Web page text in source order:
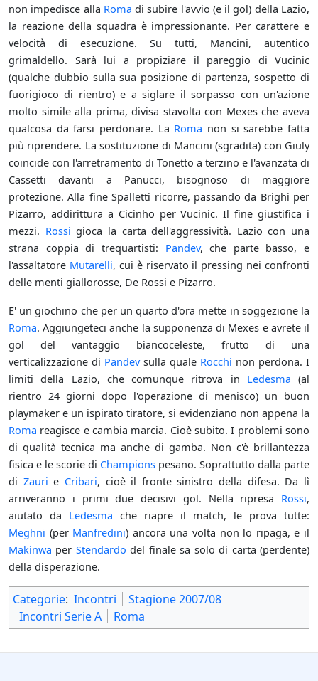
non impedisce alla Roma di subire l'avvio (e il gol) della Lazio,
la reazione della squadra è impressionante. Per carattere e
velocità di esecuzione. Su tutti, Mancini, autentico
grimaldello. Sarà lui a propiziare il pareggio di Vucinic
(qualche dubbio sulla sua posizione di partenza, sospetto di
fuorigioco di rientro) e a siglare il sorpasso con un'azione
molto simile alla prima, divisa stavolta con Mexes che aveva
qualcosa da farsi perdonare. La Roma non si sarebbe fatta
più riprendere. La sostituzione di Mancini (sgradita) con Giuly
coincide con l'arretramento di Tonetto a terzino e l'avanzata di
Cassetti davanti a Panucci, bisognoso di maggiore
protezione. Alla fine Spalletti ricorre, passando da Brighi per
Pizarro, addirittura a Cicinho per Vucinic. Il fine giustifica i
mezzi. Rossi gioca la carta dell'aggressività. Lazio con una
strana coppia di trequartisti: Pandev, che parte basso, e
l'assaltatore Mutarelli, cui è riservato il pressing nei confronti
delle menti giallorosse, De Rossi e Pizarro.
E' un giochino che per un quarto d'ora mette in soggezione la
Roma. Aggiungeteci anche la supponenza di Mexes e avrete il
gol del vantaggio biancoceleste, frutto di una
verticalizzazione di Pandevsulla quale Rocchi non perdona. I
limiti della Lazio, che comunque ritrova in Ledesma (al
rientro 24 giorni dopo l'operazione di menisco) un buon
playmaker e un ispirato tiratore, si evidenziano non appena la
Roma reagisce e cambia marcia. Cioè subito. I problemi sono
di qualità tecnica ma anche di gamba. Non c'è brillantezza
fisica e le scorie di Champions pesano. Soprattutto dalla parte
di Zauri e Cribari, cioè il fronte sinistro della difesa. Da lì
arriveranno i primi due decisivi gol. Nella ripresa Rossi,
aiutato da Ledesma che riapre il match, le prova tutte:
Meghni (per Manfredini) ancora una volta non lo ripaga, e il
Makinwa per Stendardo del finale sa solo di carta (perdente)
della disperazione.
Categorie: Incontri
Stagione 2007/08
Incontri Serie A
Roma